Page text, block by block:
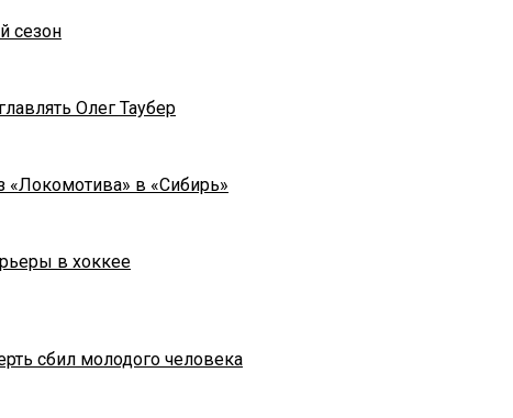
сезон
Олег Таубер
«Локомотива» в «Сибирь»
в хоккее
сбил молодого человека